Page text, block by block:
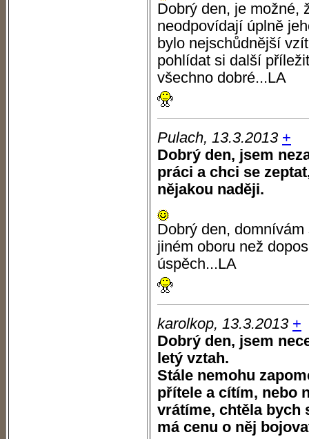
Dobrý den, je možné,
neodpovídají úplně
bylo nejschůdnější
pohlídat si další
všechno dobré...LA
Pulach, 13.3.2013 +
Dobrý den, jsem
práci a chci se
nějakou naději.
Dobrý den,
jiném oboru než
úspěch...LA
karolkop, 13.3.2013 +
Dobrý den, jsem
letý vztah.
Stále nemohu
přítele a cítím, nebo
vrátíme, chtěla bych
má cenu o něj